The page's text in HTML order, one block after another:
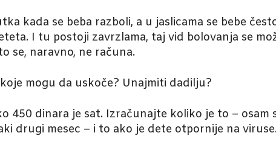
kada se beba razboli, a u jaslicama se bebe
I tu postoji zavrzlama, taj vid bolovanja se
se, naravno, ne računa.
mogu da uskoče? Unajmiti dadilju?
450 dinara je sat. Izračunajte koliko je to – osam
drugi mesec – i to ako je dete otpornije na